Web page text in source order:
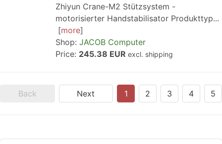
Zhiyun Crane-M2 Stützsystem -
motorisierter Handstabilisator Produkttyp...
more
Shop: JACOB Computer
Price: 245.38 EUR excl. shipping
Back Next 1 2 3 4 5